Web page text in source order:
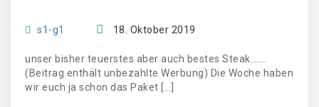
s1-g1 18. Oktober 2019
unser bisher teuerstes aber auch bestes Steak…….
(Beitrag enthält unbezahlte Werbung) Die Woche haben
wir euch ja schon das Paket […]